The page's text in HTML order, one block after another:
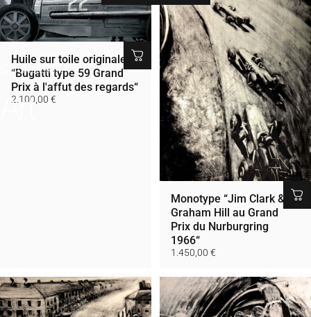
CollectionsArt
Art
Huile sur toile originale
“Bugatti type 59 Grand
Prix à l'affut des regards“
2.100,00 €
Monotype “Jim Clark &
Graham Hill au Grand
Prix du Nurburgring
1966“
1.450,00 €